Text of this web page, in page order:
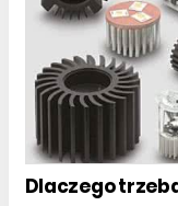
Dlaczego